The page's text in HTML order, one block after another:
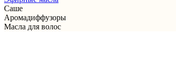
Саше
Аромадиффузоры
Масла для волос